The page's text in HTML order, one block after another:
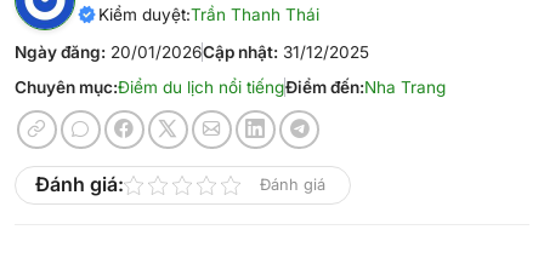
Kiểm duyệt:Trần Thanh Thái
Ngày đăng: 20/01/2026Cập nhật: 31/12/2025
Chuyên mục:Điểm du lịch nổi tiếngĐiểm đến:Nha Trang
Đánh giá: Đánh giá